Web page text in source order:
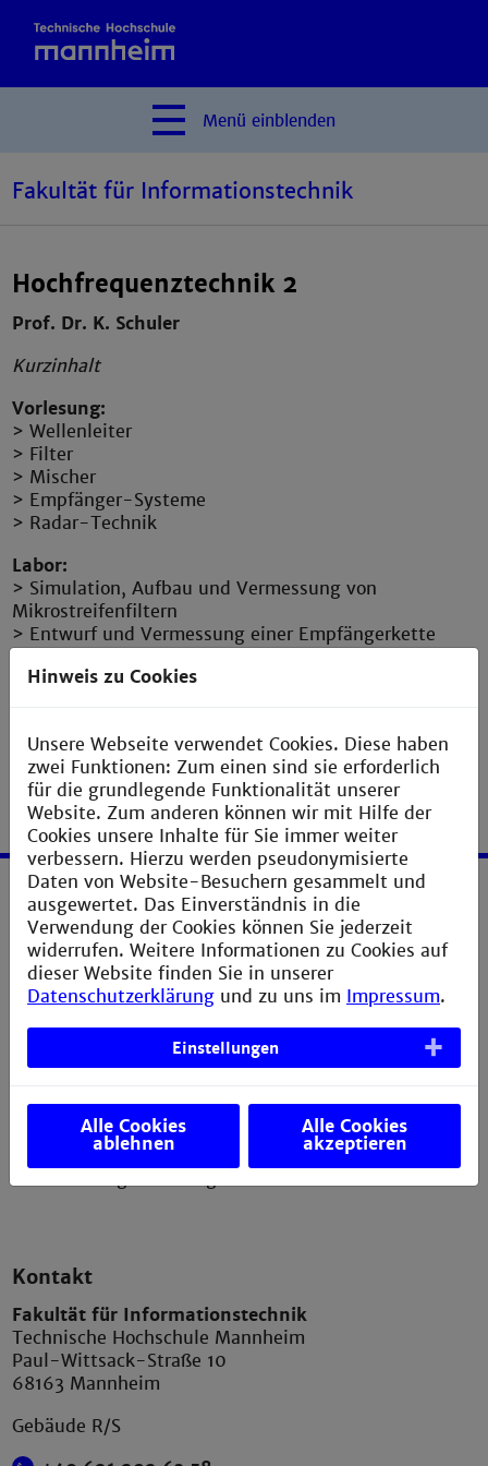
Menü einblenden
Fakultät für Informationstechnik
Hochfrequenztechnik 2
Prof. Dr. K. Schuler
Kurzinhalt
Vorlesung:
> Wellenleiter
> Filter
> Mischer
> Empfänger-Systeme
> Radar-Technik
Labor:
> Simulation, Aufbau und Vermessung von
Mikrostreifenfiltern
> Entwurf und Vermessung einer Empfängerkette
Voraussetzungen:
Service
Impressum
Erklärung zur Barrierefreiheit
Datenschutzerklärung
Bildnachweis
Sitemap
Verbesserungsvorschlag melden
Kontakt
Fakultät für Informationstechnik
Technische Hochschule Mannheim
Paul-Wittsack-Straße 10
68163 Mannheim
Gebäude R/S
Hinweis zu Cookies
Unsere Webseite verwendet Cookies. Diese haben
zwei Funktionen: Zum einen sind sie erforderlich
für die grundlegende Funktionalität unserer
Website. Zum anderen können wir mit Hilfe der
Cookies unsere Inhalte für Sie immer weiter
verbessern. Hierzu werden pseudonymisierte
Daten von Website-Besuchern gesammelt und
ausgewertet. Das Einverständnis in die
Verwendung der Cookies können Sie jederzeit
widerrufen. Weitere Informationen zu Cookies auf
dieser Website finden Sie in unserer
Datenschutzerklärung und zu uns im Impressum.
Einstellungen
Alle Cookies
ablehnen
Alle Cookies
akzeptieren